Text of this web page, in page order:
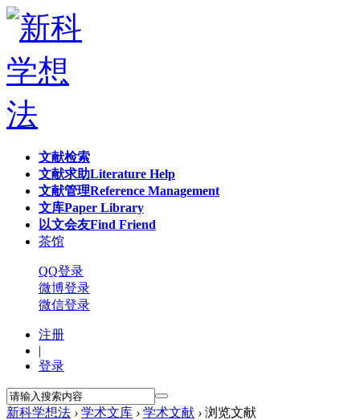
文献检索
文献求助Literature Help
文献管理Reference Management
文库Paper Library
以文会友Find Friend
茶馆
QQ登录
微博登录
微信登录
注册
|
登录
新科学想法 › 学术文库 › 学术文献 › 浏览文献